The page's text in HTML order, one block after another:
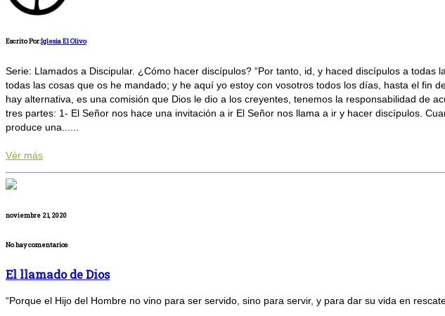
Escrito Por:Iglesia El Olivo
Serie: Llamados a Discipular. ¿Cómo hacer discípulos? “Por tanto, id, y haced discípulos a
todas las cosas que os he mandado; y he aquí yo estoy con vosotros todos los días, hasta el fin
hay alternativa, es una comisión que Dios le dio a los creyentes, tenemos la responsabilidad de
tres partes: 1- El Señor nos hace una invitación a ir El Señor nos llama a ir y hacer discípulos.
produce una......
Vér más
noviembre 21, 2020
No hay comentarios
El llamado de Dios
“Porque el Hijo del Hombre no vino para ser servido, sino para servir, y para dar su vida en